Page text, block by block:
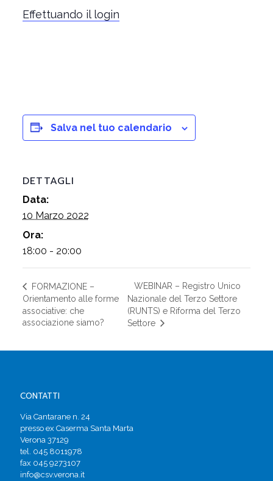
Effettuando il login
Salva nel tuo calendario
DETTAGLI
Data:
10 Marzo 2022
Ora:
18:00 - 20:00
FORMAZIONE –
Orientamento alle forme
associative: che
associazione siamo?
WEBINAR – Registro Unico
Nazionale del Terzo Settore
(RUNTS) e Riforma del Terzo
Settore
CONTATTI
Via Cantarane n. 24
presso ex Caserma Santa Marta
Verona 37129
tel. 045 8011978
fax 045 9273107
info@csv.verona.it